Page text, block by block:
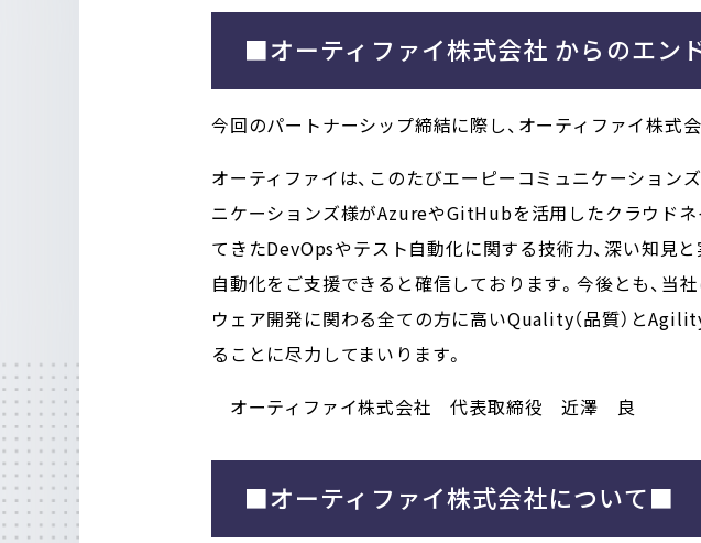
■オーティファイ株式会社 からのエン
今回のパートナーシップ締結に際し、オーティファイ株式
オーティファイは、このたびエーピーコミュニケーショ
ニケーションズ様がAzureやGitHubを活用したクラウド
てきたDevOpsやテスト自動化に関する技術力、深い知見
自動化をご支援できると確信しております。今後とも、当
ウェア開発に関わる全ての方に高いQuality（品質）と
ることに尽力してまいります。
オーティファイ株式会社代表取締役 近澤 良
■オーティファイ株式会社について■